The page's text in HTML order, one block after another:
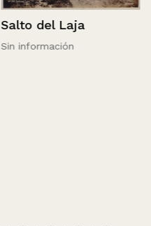
Salto del Laja
Sin información